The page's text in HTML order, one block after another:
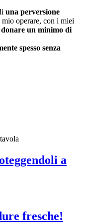
una perversione
mio operare, con i miei
un minimo di
spesso senza
a
fresche!